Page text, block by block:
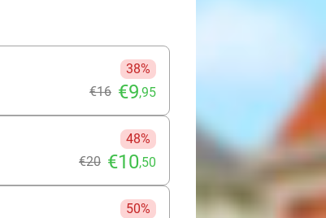
38%
€16 €9,95
48%
€20 €10,50
50%